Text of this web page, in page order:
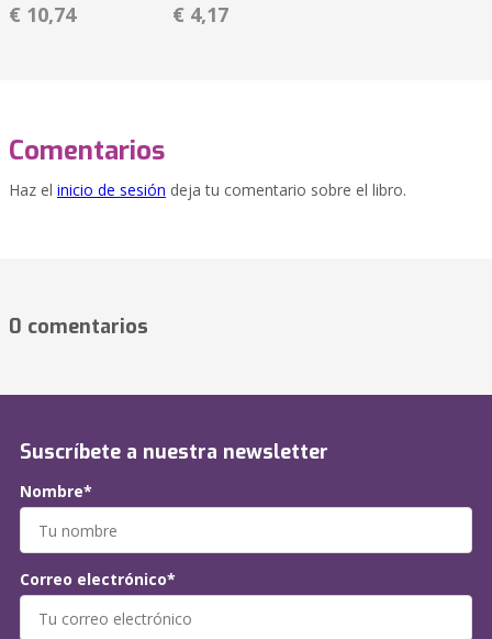
€ 10,74 € 4,17
Comentarios
Haz el inicio de sesión deja tu comentario sobre el libro.
0 comentarios
Suscríbete a nuestra newsletter
Nombre*
Correo electrónico*